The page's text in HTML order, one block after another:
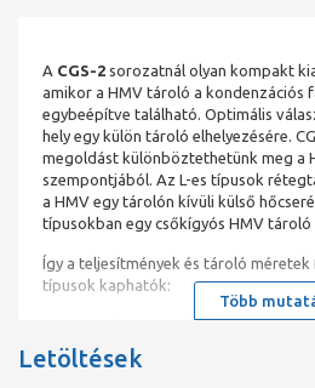
A CGS-2 sorozatnál olyan kompakt
amikor a HMV tároló a kondenzációs
egybeépítve található. Optimális
hely egy külön tároló elhelyezésére.
megoldást különböztethetünk meg a
szempontjából. Az L-es típusok
a HMV egy tárolón kívüli külső
típusokban egy csőkígyós HMV tároló
Így a teljesítmények és tároló
típusok kaphatók:
CGS-2-14/120L, -20/160L, -24/200L
CGS-2-14/150R, -20/150R, -24/150R
Több
Letöltések